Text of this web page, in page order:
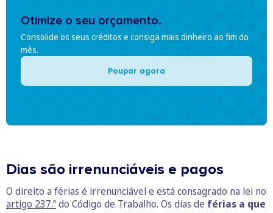
Otimize o seu orçamento.
Consolide os seus créditos e consiga mais dinheiro ao fim do
mês.
Poupar agora
Dias são irrenunciáveis e pagos
O direito a férias é irrenunciável e está consagrado na lei no
artigo 237.ºdo Código de Trabalho. Os dias de férias a que